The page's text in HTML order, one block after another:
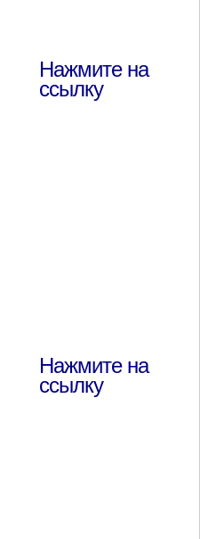
Нажмите на
ссылку
Нажмите на
ссылку